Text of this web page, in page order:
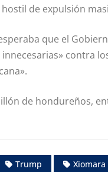
de expulsión
que el
contra
de hondureños,
Trump Xiomara